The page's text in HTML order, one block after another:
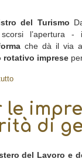
del Turismo
scorsi l’apertura
che dà il via
rotativo imprese
le
di
del Lavoro e